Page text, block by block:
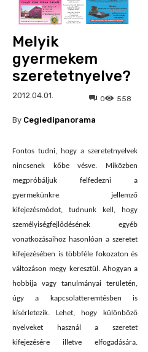
Melyik
gyermekem
szeretetnyelve?
2012.04.01. 558
0
By Cegledipanorama
Fontos tudni, hogy a szeretetnyelvek
nincsenek kőbe vésve. Miközben
megpróbáljuk felfedezni a
gyermekünkre jellemző
kifejezésmódot, tudnunk kell, hogy
személyiségfejlődésének egyéb
vonatkozásaihoz hasonlóan a szeretet
kifejezésében is többféle fokozaton és
változáson megy keresztül. Ahogyan a
hobbija vagy tanulmányai területén,
úgy a kapcsolatteremtésben is
kísérletezik. Lehet, hogy különböző
nyelveket használ a szeretet
kifejezésére illetve elfogadására.